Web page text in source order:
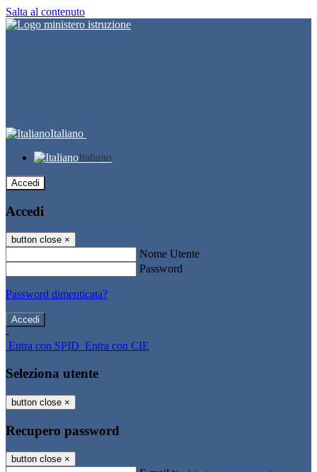
Salta al contenuto
Italiano
Italiano
Accedi
Accedi
button close ×
Nome Utente
Password
Password dimenticata?
-
Entra con SPID Entra con CIE
Seleziona utente
button close ×
Recupero password
button close ×